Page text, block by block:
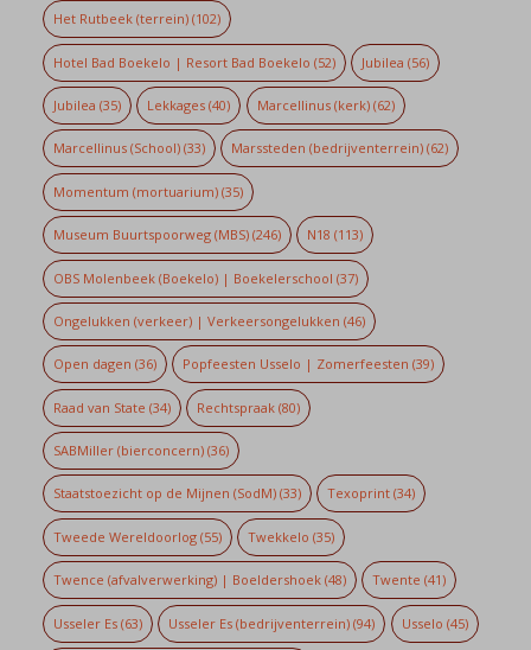
Het Rutbeek (terrein)(102)
Hotel Bad Boekelo | Resort Bad Boekelo (52) Jubilea (56)
Jubilea (35) Lekkages (40) Marcellinus (kerk)(62)
Marcellinus (School)(33) Marssteden (bedrijventerrein) (62)
Momentum (mortuarium)(35)
Museum Buurtspoorweg (MBS)(246) N18 (113)
OBS Molenbeek (Boekelo) | Boekelerschool (37)
Ongelukken (verkeer) | Verkeersongelukken (46)
Open dagen (36) Popfeesten Usselo | Zomerfeesten (39)
Raad van State (34) Rechtspraak (80)
SABMiller (bierconcern)(36)
Staatstoezicht op de Mijnen (SodM)(33) Texoprint (34)
Tweede Wereldoorlog(55) Twekkelo (35)
Twence (afvalverwerking) | Boeldershoek(48) Twente (41)
Usseler Es(63) Usseler Es (bedrijventerrein) (94) Usselo (45)